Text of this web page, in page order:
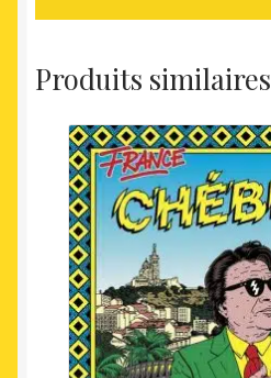
Produits similaires